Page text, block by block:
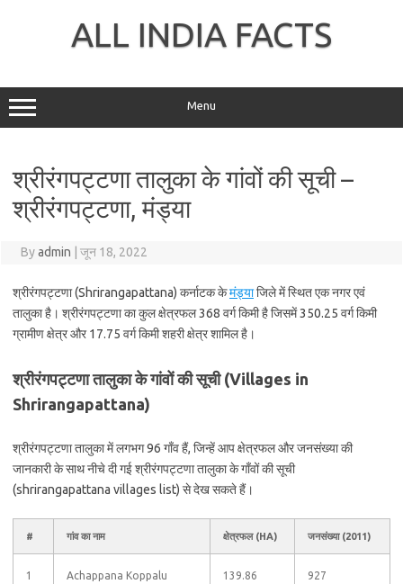
ALL INDIA FACTS
Menu
श्रीरंगपट्टणा तालुका के गांवों की सूची –
श्रीरंगपट्टणा, मंड्या
Byadmin जून 18, 2022
श्रीरंगपट्टणा (Shrirangapattana) कर्नाटक केमंड्याजिले में स्थित एक नगर एवं
तालुका है। श्रीरंगपट्टणा का कुल क्षेत्रफल 368 वर्ग किमी है जिसमें 350.25 वर्ग किमी
ग्रामीण क्षेत्र और 17.75 वर्ग किमी शहरी क्षेत्र शामिल है।
श्रीरंगपट्टणा तालुका के गांवों की सूची (Villages in
Shrirangapattana)
श्रीरंगपट्टणा तालुका में लगभग 96 गाँव हैं, जिन्हें आप क्षेत्रफल और जनसंख्या की
जानकारी के साथ नीचे दी गई श्रीरंगपट्टणा तालुका के गाँवों की सूची
(shrirangapattana villages list) से देख सकते हैं।
# गांव का नाम क्षेत्रफल (HA) जनसंख्या (2011)
1 Achappana Koppalu 139.86 927